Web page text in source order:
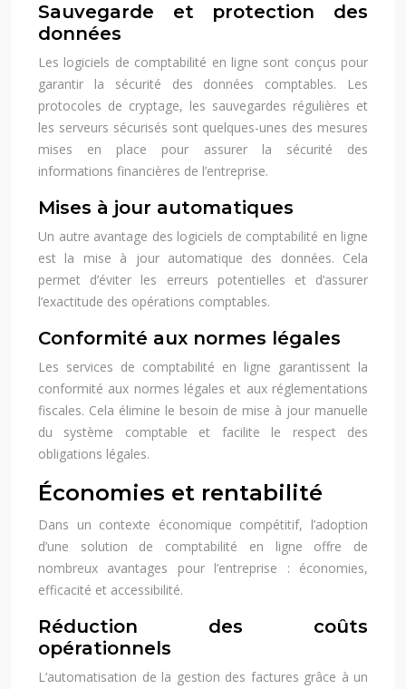
Sauvegarde et protection des
données
Les logiciels de comptabilité en ligne sont conçus pour
garantir la sécurité des données comptables. Les
protocoles de cryptage, les sauvegardes régulières et
les serveurs sécurisés sont quelques-unes des mesures
mises en place pour assurer la sécurité des
informations financières de l’entreprise.
Mises à jour automatiques
Un autre avantage des logiciels de comptabilité en ligne
est la mise à jour automatique des données. Cela
permet d’éviter les erreurs potentielles et d’assurer
l’exactitude des opérations comptables.
Conformité aux normes légales
Les services de comptabilité en ligne garantissent la
conformité aux normes légales et aux réglementations
fiscales. Cela élimine le besoin de mise à jour manuelle
du système comptable et facilite le respect des
obligations légales.
Économies et rentabilité
Dans un contexte économique compétitif, l’adoption
d’une solution de comptabilité en ligne offre de
nombreux avantages pour l’entreprise : économies,
efficacité et accessibilité.
Réduction des coûts
opérationnels
L’automatisation de la gestion des factures grâce à un